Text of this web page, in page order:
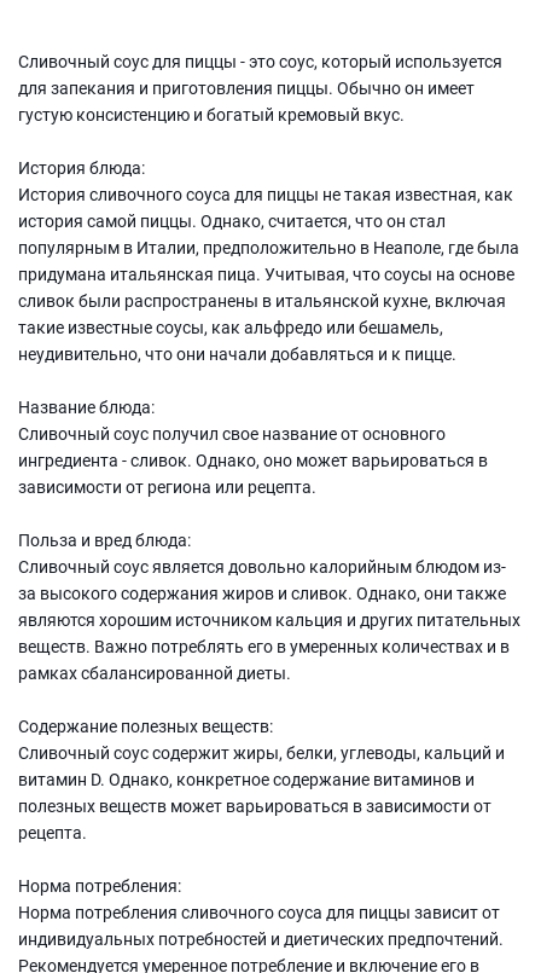
Сливочный соус для пиццы - это соус, который используется
для запекания и приготовления пиццы. Обычно он имеет
густую консистенцию и богатый кремовый вкус.
История блюда:
История сливочного соуса для пиццы не такая известная, как
история самой пиццы. Однако, считается, что он стал
популярным в Италии, предположительно в Неаполе, где была
придумана итальянская пица. Учитывая, что соусы на основе
сливок были распространены в итальянской кухне, включая
такие известные соусы, как альфредо или бешамель,
неудивительно, что они начали добавляться и к пицце.
Название блюда:
Сливочный соус получил свое название от основного
ингредиента - сливок. Однако, оно может варьироваться в
зависимости от региона или рецепта.
Польза и вред блюда:
Сливочный соус является довольно калорийным блюдом из-
за высокого содержания жиров и сливок. Однако, они также
являются хорошим источником кальция и других питательных
веществ. Важно потреблять его в умеренных количествах и в
рамках сбалансированной диеты.
Содержание полезных веществ:
Сливочный соус содержит жиры, белки, углеводы, кальций и
витамин D. Однако, конкретное содержание витаминов и
полезных веществ может варьироваться в зависимости от
рецепта.
Норма потребления:
Норма потребления сливочного соуса для пиццы зависит от
индивидуальных потребностей и диетических предпочтений.
Рекомендуется умеренное потребление и включение его в